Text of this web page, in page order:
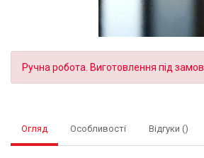
Ручна робота. Виготовлення під
Огляд Особливості Відгуки ()